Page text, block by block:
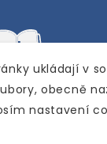
a
ukládají v
obecně
nastavení